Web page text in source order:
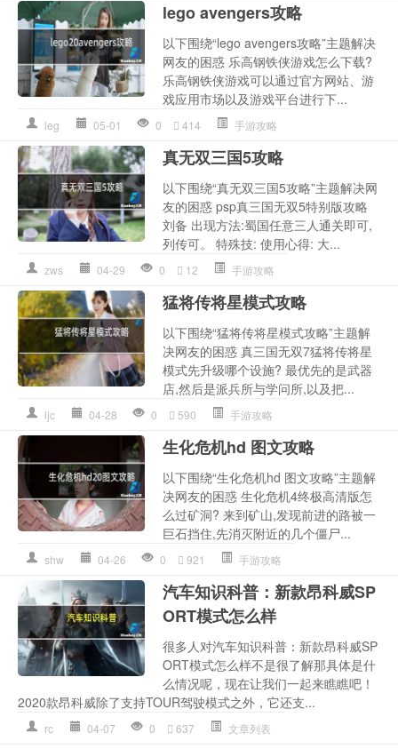
lego avengers攻略
以下围绕“lego avengers攻略”主题解决
网友的困惑 乐高钢铁侠游戏怎么下载?
乐高钢铁侠游戏可以通过官方网站、游
戏应用市场以及游戏平台进行下...
leg 05-01 0 414 手游攻略
真无双三国5攻略
以下围绕“真无双三国5攻略”主题解决网
友的困惑 psp真三国无双5特别版攻略
刘备 出现方法:蜀国任意三人通关即可,
列传可。 特殊技: 使用心得: 大...
zws 04-29 0 12 手游攻略
猛将传将星模式攻略
以下围绕“猛将传将星模式攻略”主题解
决网友的困惑 真三国无双7猛将传将星
模式先升级哪个设施? 最优先的是武器
店,然后是派兵所与学问所,以及把...
ljc 04-28 0 590 手游攻略
生化危机hd 图文攻略
以下围绕“生化危机hd 图文攻略”主题解
决网友的困惑 生化危机4终极高清版怎
么过矿洞? 来到矿山,发现前进的路被一
巨石挡住,先消灭附近的几个僵尸...
shw 04-26 0 921 手游攻略
汽车知识科普：新款昂科威SP
ORT模式怎么样
很多人对汽车知识科普：新款昂科威SP
ORT模式怎么样不是很了解那具体是什
么情况呢，现在让我们一起来瞧瞧吧！
2020款昂科威除了支持TOUR驾驶模式之外，它还支...
rc 04-07 0 637 文章列表